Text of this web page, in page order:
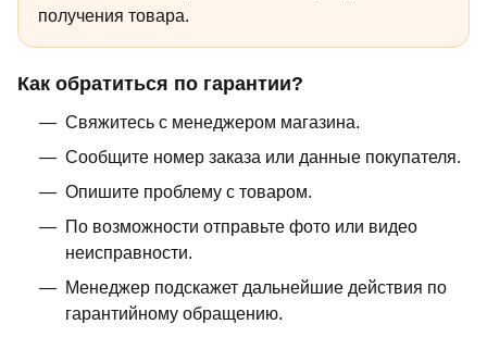
получения товара.
Как обратиться по гарантии?
Свяжитесь с менеджером магазина.
Сообщите номер заказа или данные покупателя.
Опишите проблему с товаром.
По возможности отправьте фото или видео
неисправности.
Менеджер подскажет дальнейшие действия по
гарантийному обращению.